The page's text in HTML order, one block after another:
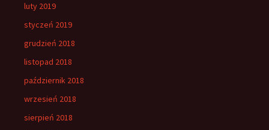
luty 2019
styczeń 2019
grudzień 2018
listopad 2018
październik 2018
wrzesień 2018
sierpień 2018